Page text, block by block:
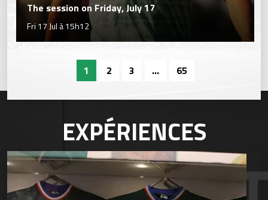
The session on Friday, July 17
Fri 17 Jul à 15h12
1 2 3 ... 65
EXPÉRIENCES